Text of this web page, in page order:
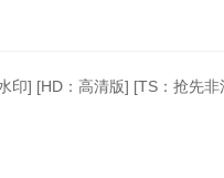
印] [HD：高清版] [TS：抢先非